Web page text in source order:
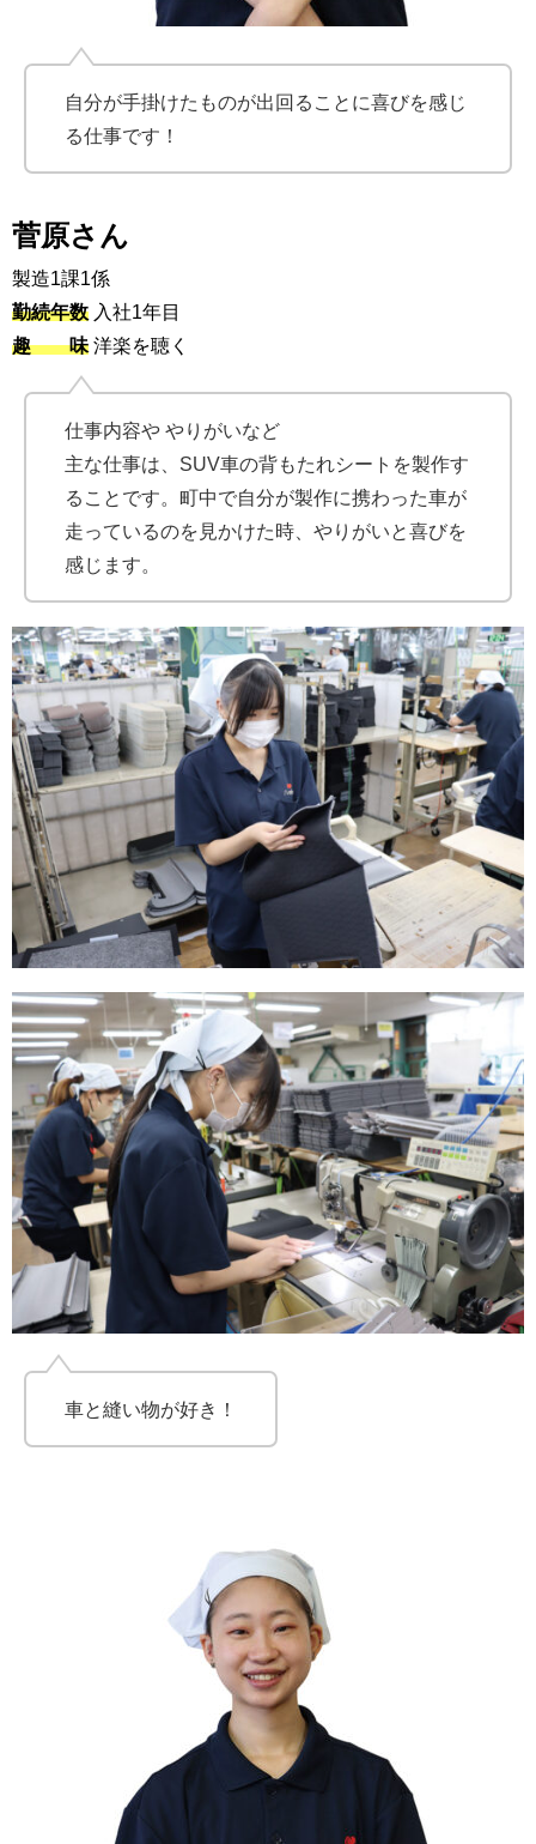
自分が手掛けたものが出回ることに喜びを感じ
る仕事です！
菅原さん
製造1課1係
勤続年数 入社1年目
趣 味 洋楽を聴く
仕事内容や やりがいなど
主な仕事は、SUV車の背もたれシートを製作す
ることです。町中で自分が製作に携わった車が
走っているのを見かけた時、やりがいと喜びを
感じます。
車と縫い物が好き！